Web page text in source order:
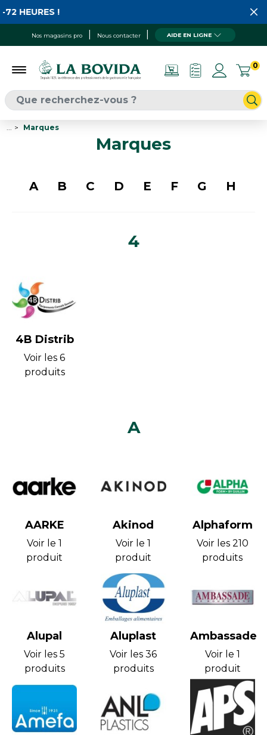
Nos magasins pro Nous contacter AIDE EN LIGNE
0
!
Marques
Marques
A B C D E F G H
4
4B Distrib
Voir les 6
produits
A
AARKE
Voir le 1
produit
Akinod
Voir le 1
produit
Alphaform
Voir les 210
produits
Alupal
Voir les 5
produits
Aluplast
Voir les 36
produits
Ambassade
Voir le 1
produit